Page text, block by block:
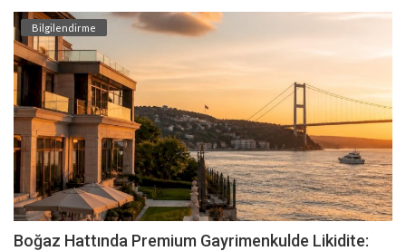
Bilgilendirme
Boğaz Hattında Premium Gayrimenkulde Likidite: